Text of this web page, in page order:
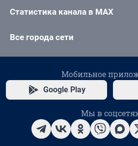
Статистика канала в MAX
Все города сети
Мобильное
Google Play
Мы в